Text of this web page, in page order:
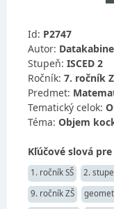
Id: P2747
Autor:
Stupeň: ISCED 2
Ročník: 7. ročník
Predmet:
Tematický celok:
Téma: Objem
Kľúčové slová
1. ročník SŠ 2.
9. ročník ZŠ